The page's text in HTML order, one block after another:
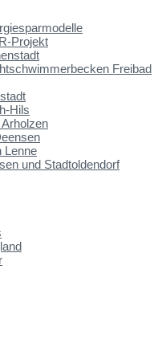
Projekt
Freibad
Hils
Lenne
und Stadtoldendorf